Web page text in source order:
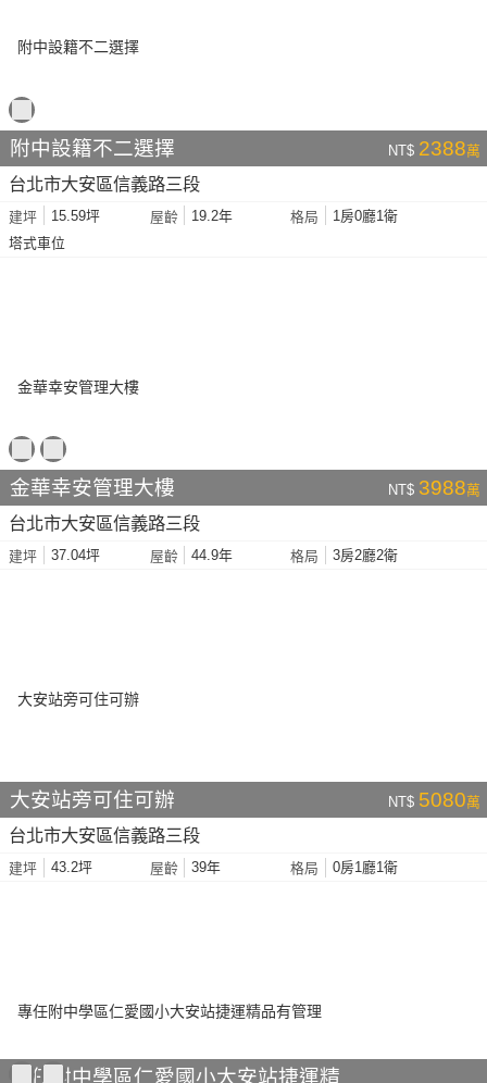
附中設籍不二選擇 NT$ 2388萬
台北市大安區信義路三段
建坪 15.59坪 屋齡 19.2年 格局
1房0廳1衛
塔式車位
金華幸安管理大樓 NT$ 3988萬
台北市大安區信義路三段
建坪 37.04坪 屋齡 44.9年 格局 3房2廳2衛
大安站旁可住可辦 NT$ 5080萬
台北市大安區信義路三段
建坪 43.2坪 屋齡 39年 格局 0房1廳1衛
專任附中學區仁愛國小大安站捷運精